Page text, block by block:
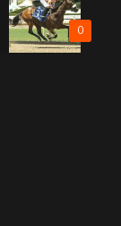
0